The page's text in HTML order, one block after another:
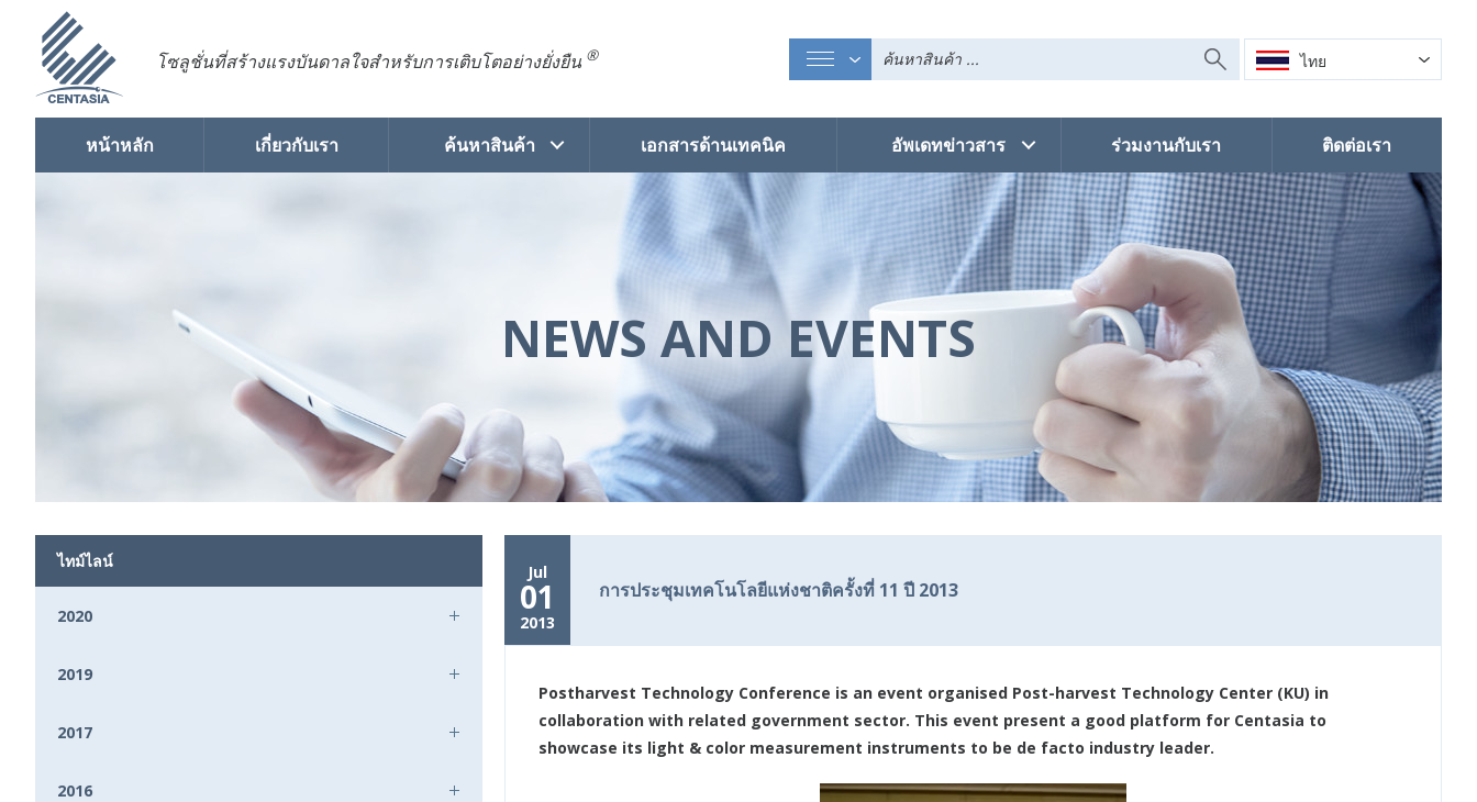
โซลูชั่นที่สร้างแรงบันดาลใจสำหรับการเติบโตอย่างยั่งยืน ®
หน้าหลัก เกี่ยวกับเรา ค้นหาสินค้า เอกสารด้านเทคนิค อัพเดทข่าวสาร ร่วมงานกับเรา ติดต่อเรา
ไทย
NEWS AND EVENTS
ไทม์ไลน์
2020
2019
2017
2016
Jul
01
2013
การประชุมเทคโนโลยีแห่งชาติครั้งที่ 11 ปี 2013
Postharvest Technology Conference is an event organised Post-harvest Technology Center (KU) in
collaboration with related government sector. This event present a good platform for Centasia to
showcase its light & color measurement instruments to be de facto industry leader.